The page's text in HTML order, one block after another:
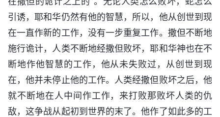
引诱，耶和华仍然有他的智慧，所以，他从创世到现
在一直作新的工作，没有一步重复工作。撒但不断地
施行诡计，人类不断地经撒但败坏，耶和华神也在不
断地作他智慧的工作，他从未失败过，从创世到现
在，他并未停止他的工作。人类经撒但败坏之后，他
就不断地在人中间作工作，来打败那败坏人类的仇
敌，这争战从起初到世界的末了。他作了如此多的工